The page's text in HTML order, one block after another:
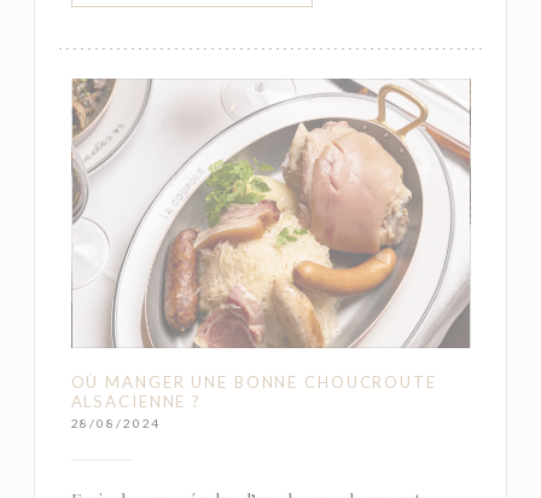
OÙ MANGER UNE BONNE CHOUCROUTE
ALSACIENNE ?
28/08/2024